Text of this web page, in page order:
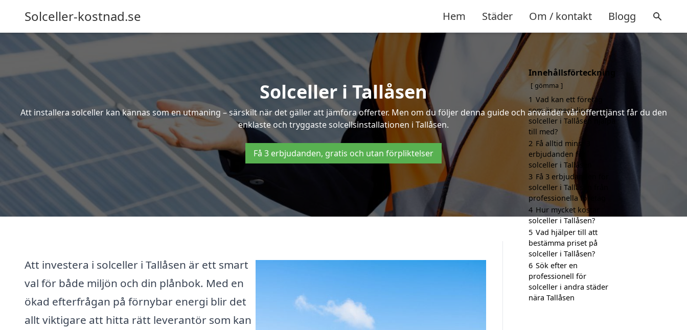
Solceller-kostnad.se Hem Städer Om / kontakt Blogg
Solceller i Tallåsen
Att installera solceller kan kännas som en utmaning – särskilt när det gäller att jämföra offerter. Men om du följer denna guide och använder vår offerttjänst får du den
enklaste och tryggaste solcellsinstallationen i Tallåsen.
Få 3 erbjudanden, gratis och utan förpliktelser
Att investera i solceller i Tallåsen är ett smart
val för både miljön och din plånbok. Med en
ökad efterfrågan på förnybar energi blir det
allt viktigare att hitta rätt leverantör som kan
Innehållsförteckning
gömma
1 Vad kan ett företag
som är specialiserat på
solceller i Tallåsen hjälpa
till med?
2 Få alltid minst 3
erbjudanden för
solceller i Tallåsen
3 Få 3 erbjudanden för
solceller i Tallåsen från
professionella företag
4 Hur mycket kostar
solceller i Tallåsen?
5 Vad hjälper till att
bestämma priset på
solceller i Tallåsen?
6 Sök efter en
professionell för
solceller i andra städer
nära Tallåsen